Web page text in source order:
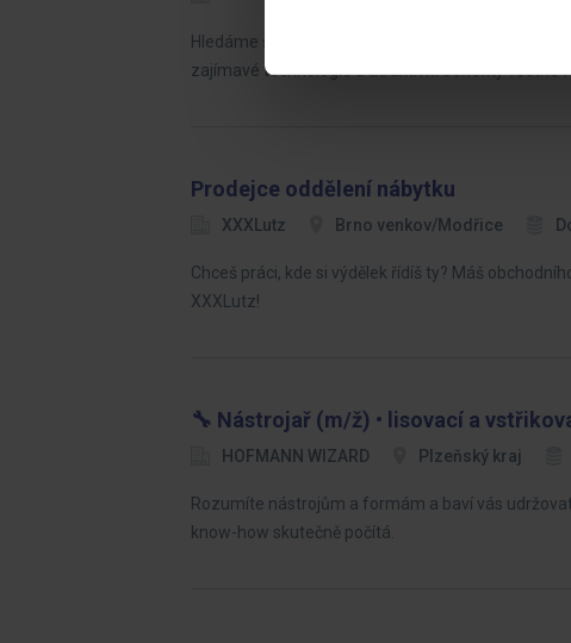
Hledáme šikovné operátory NC strojů, kteří chtějí
zajímavé technologie a atraktivní benefity včetně
Prodejce oddělení nábytku
XXXLutz Brno venkov/Modřice
Chceš práci, kde si výdělek řídíš ty? Máš
XXXLutz!
🔧 Nástrojař (m/ž) • lisovací a
HOFMANN WIZARD Plzeňský kraj
Rozumíte nástrojům a formám a baví vás
know-how skutečně počítá.